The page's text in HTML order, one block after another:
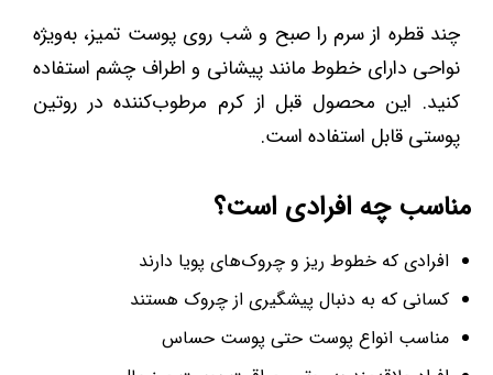
چند قطره از سرم را صبح و شب روی پوست تمیز، به‌ویژه
نواحی دارای خطوط مانند پیشانی و اطراف چشم استفاده
کنید. این محصول قبل از کرم مرطوب‌کننده در روتین
پوستی قابل استفاده است.
مناسب چه افرادی است؟
افرادی که خطوط ریز و چروک‌های پویا دارند
کسانی که به دنبال پیشگیری از چروک هستند
مناسب انواع پوست حتی پوست حساس